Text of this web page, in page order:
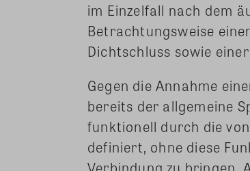
im Einzelfall nach dem
Betrachtungsweise
Dichtschluss sowie
Gegen die Annahme
bereits der allgemeine
funktionell durch die
definiert, ohne diese
Verbindung zu bringen.